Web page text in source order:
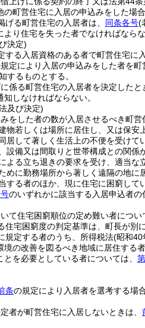
の町営住宅に入居の申込みをした場
げる町営住宅の入居者は、 同条各号(
より住宅を失った者でなければならな
決定)
する入居資格のある者で町営住宅に
定により入居の申込みをした者を
するものとする。
係る町営住宅の入居者を決定した
しなければならない。
及び決定)
をした者の数が入居させるべき町
物若しくは場所に居住し、又は保
居して著しく生活上の不便を受け
設備又は間取りと世帯構成との関
よる立ち退きの要求を受け、適当な
めに勤務場所から著しく遠隔の地
する者のほか、現に住宅に困窮して
のいずれかに該当する入居申込者
て住宅困窮順位の定め難い者につい
住宅困窮度の判定基準は、町長が別
規定する者のうち、所得税法(昭和40
境の改善を図るべき地域に居住する
を必要としている者については、
条の規定により入居者を選考する場
者が町営住宅に入居しないときは、